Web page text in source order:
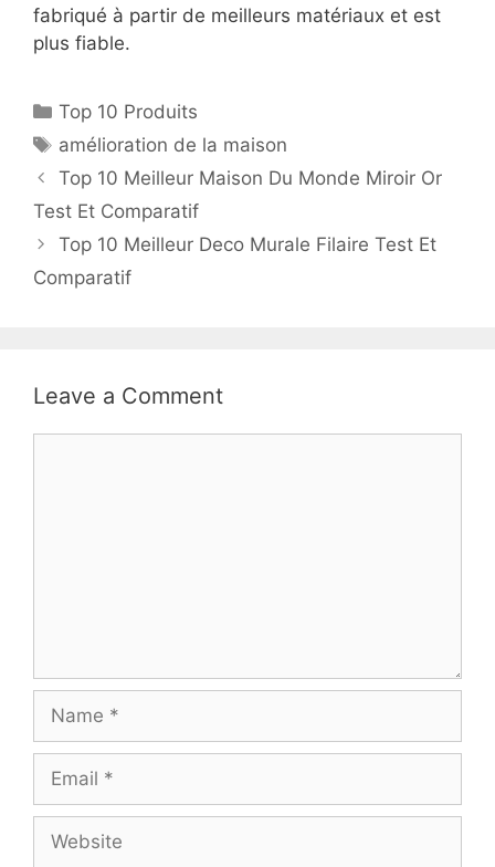
fabriqué à partir de meilleurs matériaux et est
plus fiable.
Top 10 Produits
amélioration de la maison
Top 10 Meilleur Maison Du Monde Miroir Or
Test Et Comparatif
Top 10 Meilleur Deco Murale Filaire Test Et
Comparatif
Leave a Comment